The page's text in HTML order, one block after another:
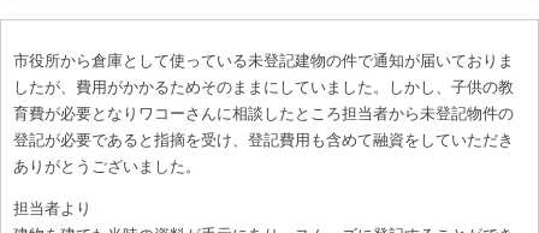
市役所から倉庫として使っている未登記建物の件で通知が届いておりま
したが、費用がかかるためそのままにしていました。しかし、子供の教
育費が必要となりワコーさんに相談したところ担当者から未登記物件の
登記が必要であると指摘を受け、登記費用も含めて融資をしていただき
ありがとうございました。
担当者より